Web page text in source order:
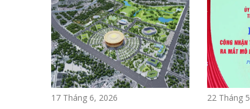
17 Tháng 6, 2026
22 Tháng